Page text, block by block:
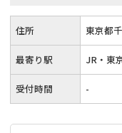
住所 東京都
最寄り駅 JR・東
受付時間 -